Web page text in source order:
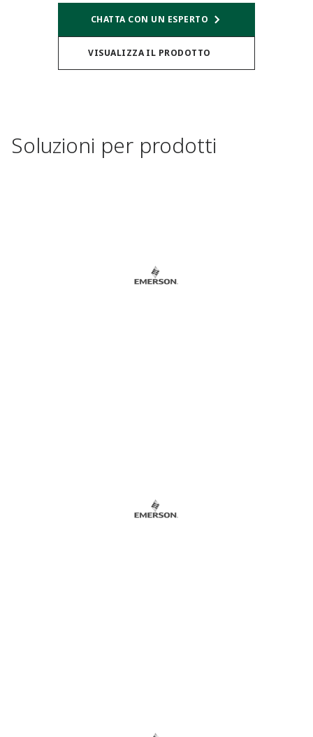
CHATTA CON UN ESPERTO
VISUALIZZA IL PRODOTTO
Soluzioni per prodotti